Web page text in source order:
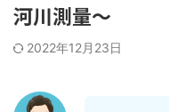
河川測量～
2022年12月23日